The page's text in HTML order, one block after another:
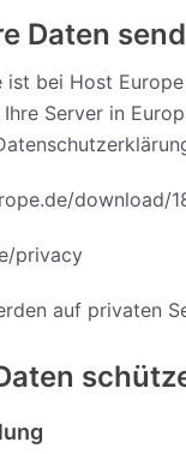
Daten
ist bei Host
Ihre Server in
download/
privacy
auf privaten